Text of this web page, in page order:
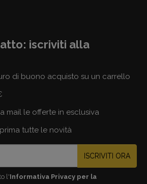
iscriviti alla
di buono acquisto su un carrello
mail le offerte in esclusiva
tutte le novità
ISCRIVITI ORA
l'Informativa Privacy per la